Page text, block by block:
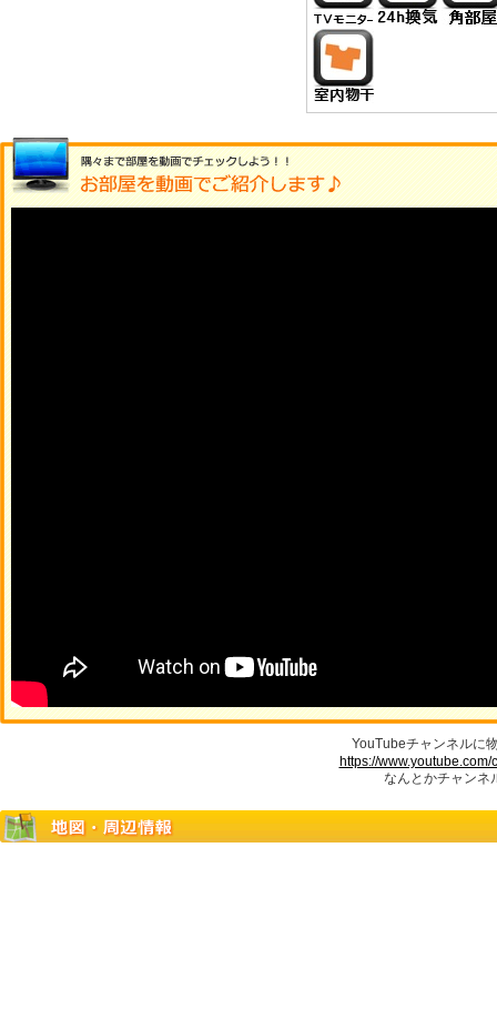
YouTubeチャンネルに
https://
なんとかチャンネ